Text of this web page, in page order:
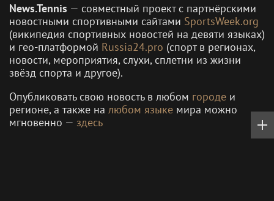
News.Tennis — совместный проект с партнёрскими
новостными спортивными сайтами SportsWeek.org
(википедия спортивных новостей на девяти языках)
и гео-платформой Russia24.pro (спорт в регионах,
новости, мероприятия, слухи, сплетни из жизни
звёзд спорта и другое).
Опубликовать свою новость в любом городе и
регионе, а также на любом языке мира можно
мгновенно — здесь